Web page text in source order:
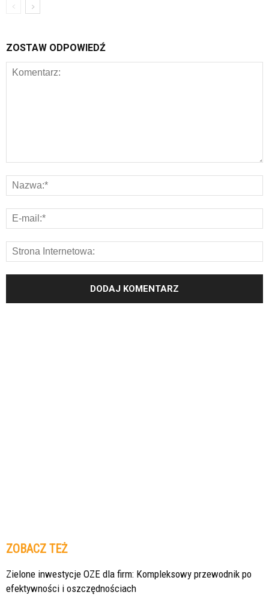
ZOSTAW ODPOWIEDŹ
ZOBACZ TEŻ
Zielone inwestycje OZE dla firm: Kompleksowy przewodnik po
efektywności i oszczędnościach